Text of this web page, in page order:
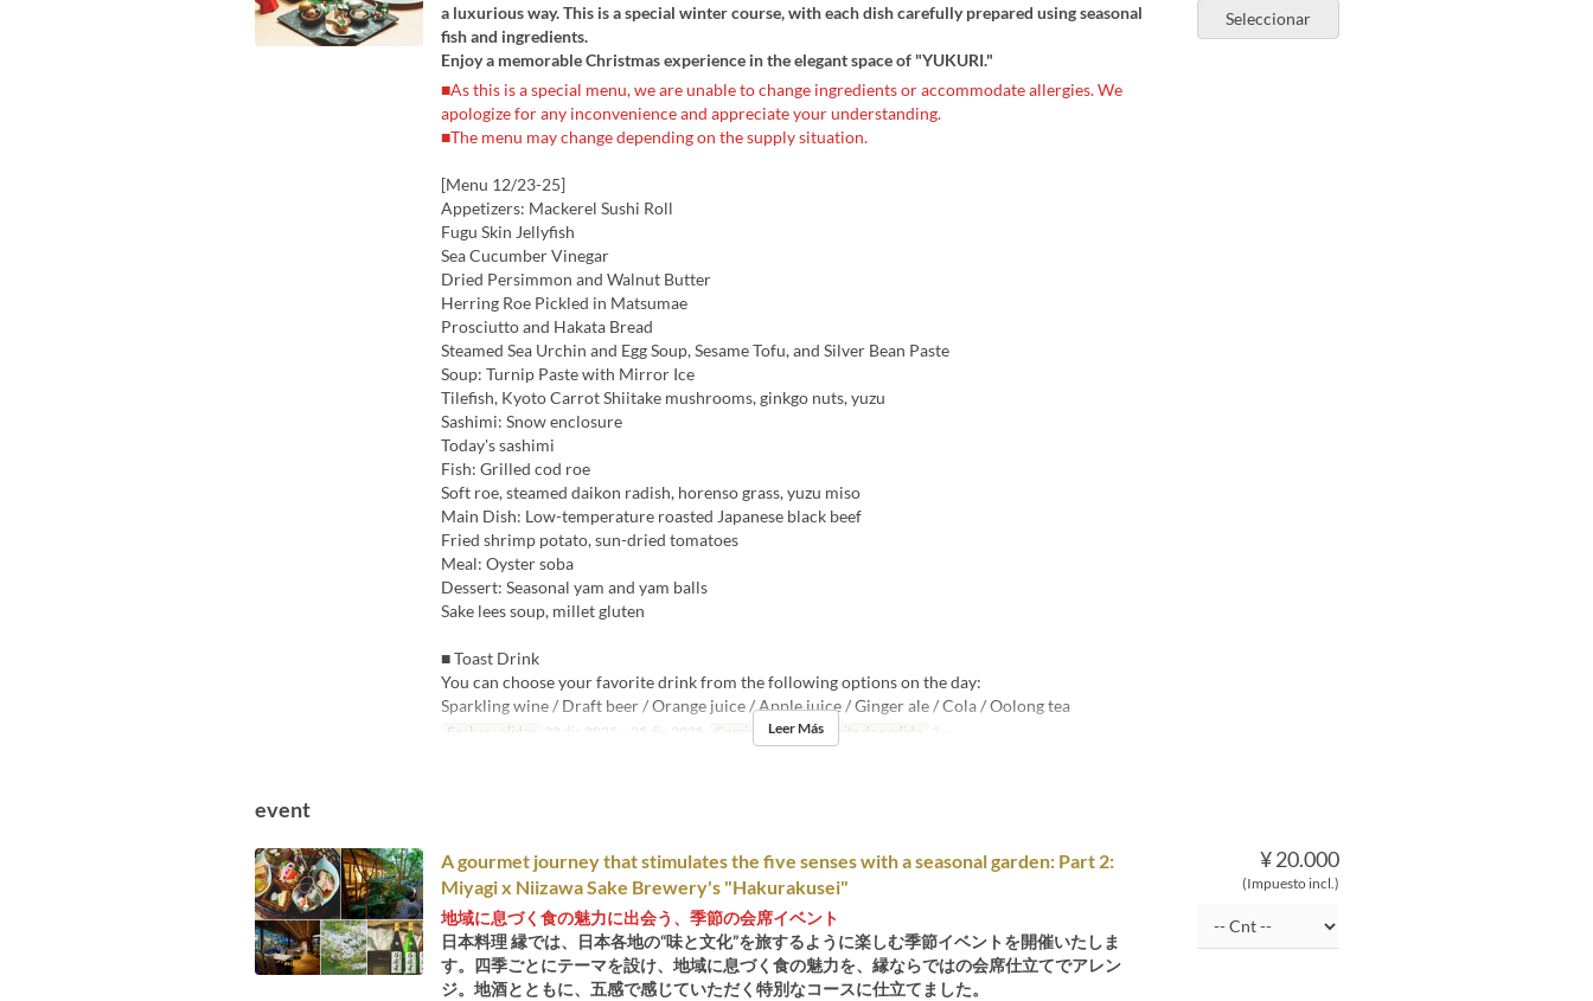
Seleccionar
a luxurious way. This is a special winter course, with each dish carefully prepared using seasonal
fish and ingredients.
Enjoy a memorable Christmas experience in the elegant space of "YUKURI."
■As this is a special menu, we are unable to change ingredients or accommodate allergies. We
apologize for any inconvenience and appreciate your understanding.
■The menu may change depending on the supply situation.
[Menu 12/23-25]
Appetizers: Mackerel Sushi Roll
Fugu Skin Jellyfish
Sea Cucumber Vinegar
Dried Persimmon and Walnut Butter
Herring Roe Pickled in Matsumae
Prosciutto and Hakata Bread
Steamed Sea Urchin and Egg Soup, Sesame Tofu, and Silver Bean Paste
Soup: Turnip Paste with Mirror Ice
Tilefish, Kyoto Carrot Shiitake mushrooms, ginkgo nuts, yuzu
Sashimi: Snow enclosure
Today's sashimi
Fish: Grilled cod roe
Soft roe, steamed daikon radish, horenso grass, yuzu miso
Main Dish: Low-temperature roasted Japanese black beef
Fried shrimp potato, sun-dried tomatoes
Meal: Oyster soba
Dessert: Seasonal yam and yam balls
Sake lees soup, millet gluten
■ Toast Drink
You can choose your favorite drink from the following options on the day:
Sparkling wine / Draft beer / Orange juice / Apple juice / Ginger ale / Cola / Oolong tea
Fechas validas 23 dic 2025 ~ 25 dic 2025 Comidas Cena Límite de pedido 2 ~
Leer Más
event
¥ 20.000
(Impuesto incl.)
A gourmet journey that stimulates the five senses with a seasonal garden: Part 2:
Miyagi x Niizawa Sake Brewery's "Hakurakusei"
地域に息づく食の魅力に出会う、季節の会席イベント
日本料理 縁では、日本各地の“味と文化”を旅するように楽しむ季節イベントを開催いたしま
す。四季ごとにテーマを設け、地域に息づく食の魅力を、縁ならではの会席仕立てでアレン
ジ。地酒とともに、五感で感じていただく特別なコースに仕立てました。